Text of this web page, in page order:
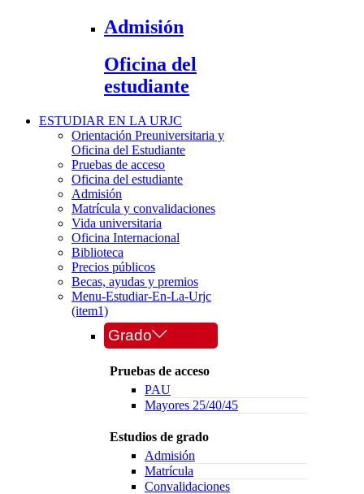
Admisión
Oficina del
estudiante
ESTUDIAR EN LA URJC
Orientación Preuniversitaria y
Oficina del Estudiante
Pruebas de acceso
Oficina del estudiante
Admisión
Matrícula y convalidaciones
Vida universitaria
Oficina Internacional
Biblioteca
Precios públicos
Becas, ayudas y premios
Menu-Estudiar-En-La-Urjc
(item1)
Grado
Pruebas de acceso
PAU
Mayores 25/40/45
Estudios de grado
Admisión
Matrícula
Convalidaciones